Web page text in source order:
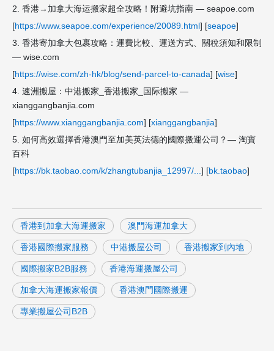
2. 香港→加拿大海运搬家超全攻略！附避坑指南 — seapoe.com
[https://www.seapoe.com/experience/20089.html] [seapoe]
3. 香港寄加拿大包裹攻略：運費比較、運送方式、關稅須知和限制
— wise.com
[https://wise.com/zh-hk/blog/send-parcel-to-canada] [wise]
4. 速洲搬屋：中港搬家_香港搬家_国际搬家 —
xianggangbanjia.com
[https://www.xianggangbanjia.com] [xianggangbanjia]
5. 如何高效選擇香港澳門至加美英法德的國際搬運公司？— 淘寶
百科
[https://bk.taobao.com/k/zhangtubanjia_12997/... ] [bk.taobao]
香港到加拿大海運搬家 澳門海運加拿大
香港國際搬家服務 中港搬屋公司 香港搬家到內地
國際搬家B2B服務 香港海運搬屋公司
加拿大海運搬家報價 香港澳門國際搬運
專業搬屋公司B2B